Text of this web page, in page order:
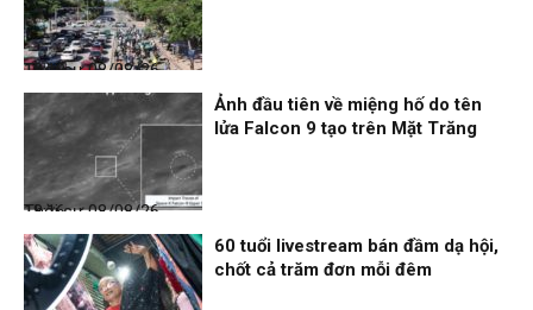
Thời sự
08/08/26, 18:19
Thời sự
08/08/26, 18:16
Ảnh đầu tiên về miệng hố do tên
lửa Falcon 9 tạo trên Mặt Trăng
60 tuổi livestream bán đầm dạ hội,
chốt cả trăm đơn mỗi đêm